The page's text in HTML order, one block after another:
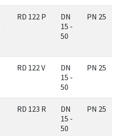
RD 122 P
DN
15 -
50
PN 25
RD 122 V
DN
15 -
50
PN 25
RD 123 R
DN
15 -
50
PN 25